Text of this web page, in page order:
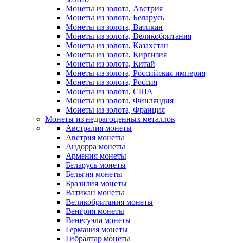
Монеты из золота, Австрия
Монеты из золота, Беларусь
Монеты из золота, Ватикан
Монеты из золота, Великобритания
Монеты из золота, Казахстан
Монеты из золота, Киргизия
Монеты из золота, Китай
Монеты из золота, Российская империя
Монеты из золота, Россия
Монеты из золота, США
Монеты из золота, Финляндия
Монеты из золота, Франция
Монеты из недрагоценных металлов
Австралия монеты
Австрия монеты
Андорра монеты
Армения монеты
Беларусь монеты
Бельгия монеты
Бразилия монеты
Ватикан монеты
Великобритания монеты
Венгрия монеты
Венесуэла монеты
Германия монеты
Гибралтар монеты